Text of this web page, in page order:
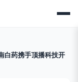
白药携手顶播科技开